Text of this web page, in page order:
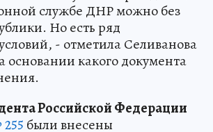
службе ДНР можно без
Но есть ряд
- отметила Селиванова
основании какого документа
Российской Федерации
были внесены